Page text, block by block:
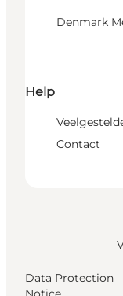
Denmark
Help
Contact
Data Protection